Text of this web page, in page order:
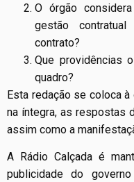
O órgão
gestão
contrato?
Que providências
quadro?
Esta redação se coloca
na íntegra, as respostas
assim como a
A Rádio Calçada é
publicidade do